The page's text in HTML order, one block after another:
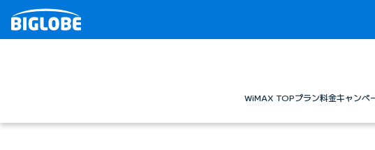
WiMAX TOPプラン料金キャンペ